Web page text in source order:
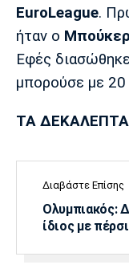
Ίντερ
Μονακό
EuroLeague.
ήταν ο Μπούκερ
Εφές
μπορούσε με 20
ΤΑ
Διαβάστε Επίσης
Ολυμπιακός:
ίδιος με πέρσι